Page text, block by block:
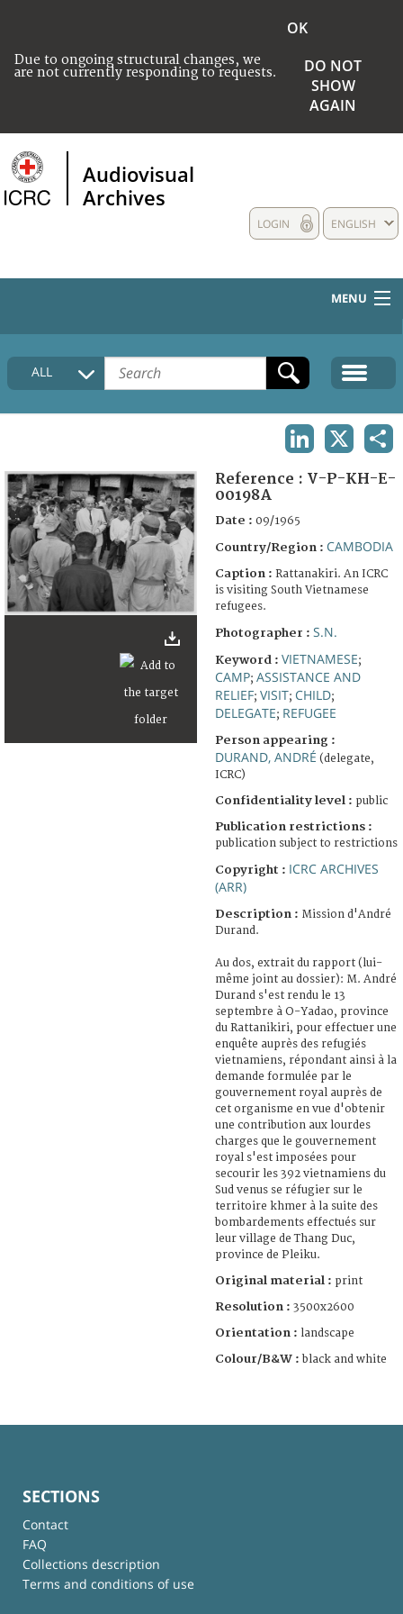
Due to ongoing structural changes, we
are not currently responding to requests.
OK
DO NOT
SHOW
AGAIN
Audiovisual
Archives
ENGLISH
LOGIN
MENU
HOME
COLLECTIONS DESCRIPTION
FAQ
ALL
Reference : V-P-KH-E-
00198A
Date : 09/1965
Country/Region : CAMBODIA
Caption : Rattanakiri. An ICRC
is visiting South Vietnamese
refugees.
Photographer : S.N.
Keyword : VIETNAMESE;
CAMP; ASSISTANCE AND
RELIEF; VISIT; CHILD;
DELEGATE; REFUGEE
Person appearing :
DURAND, ANDRÉ (delegate,
ICRC)
Confidentiality level : public
Publication restrictions :
publication subject to restrictions
Copyright : ICRC ARCHIVES
(ARR)
Description : Mission d'André
Durand.
Au dos, extrait du rapport (lui-
même joint au dossier): M. André
Durand s'est rendu le 13
septembre à O-Yadao, province
du Rattanikiri, pour effectuer une
enquête auprès des refugiés
vietnamiens, répondant ainsi à la
demande formulée par le
gouvernement royal auprès de
cet organisme en vue d'obtenir
une contribution aux lourdes
charges que le gouvernement
royal s'est imposées pour
secourir les 392 vietnamiens du
Sud venus se réfugier sur le
territoire khmer à la suite des
bombardements effectués sur
leur village de Thang Duc,
province de Pleiku.
Original material : print
Resolution : 3500x2600
Orientation : landscape
Colour/B&W : black and white
SECTIONS
Contact
FAQ
Collections description
Terms and conditions of use